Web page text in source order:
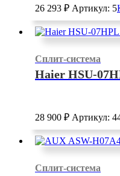
26 293 ₽ Артикул: 5
Сплит-система
Haier HSU-
28 900 ₽ Артикул:
Сплит-система